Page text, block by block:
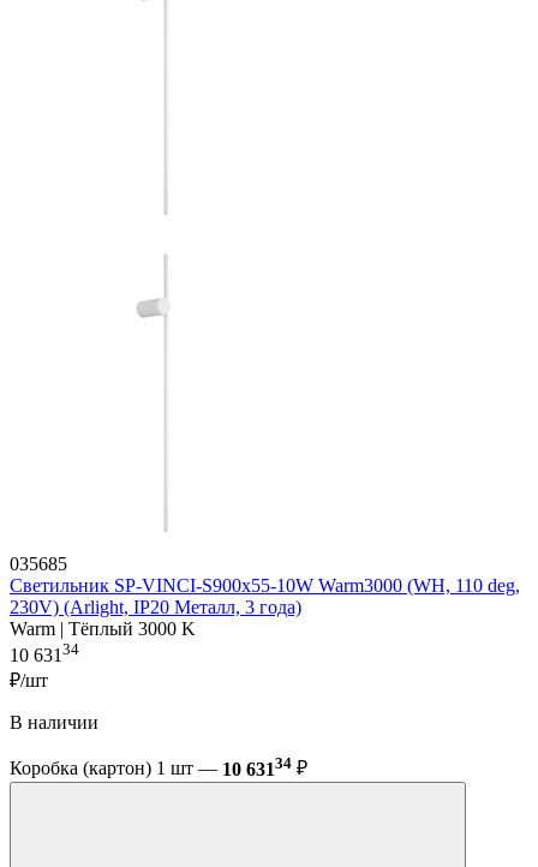
035685
Светильник SP-VINCI-S900x55-10W Warm3000 (WH, 110 deg,
230V) (Arlight, IP20 Металл, 3 года)
Warm | Тёплый 3000 K
10 63134
₽/шт
В наличии
Коробка (картон) 1 шт — 10 63134 ₽